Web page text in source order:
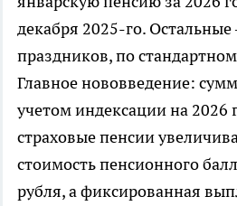
декабря 2025-го.
праздников, по
Главное нововведение:
учетом индексации на 2026
страховые пенсии
стоимость пенсионного
рубля, а фиксированная